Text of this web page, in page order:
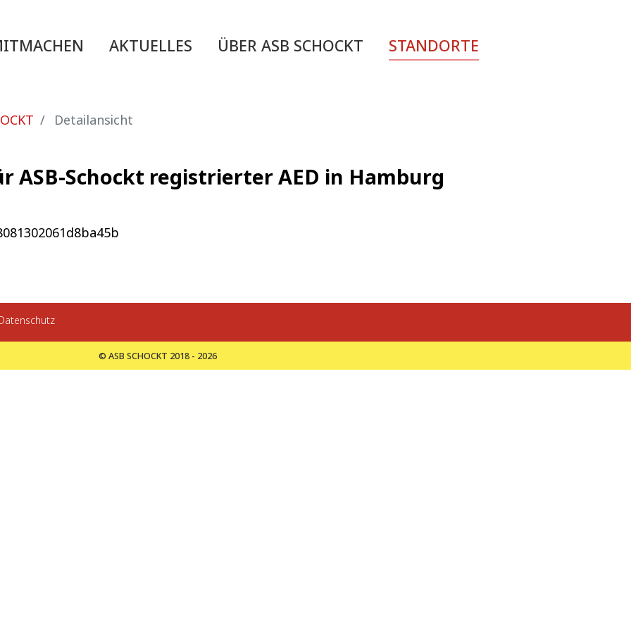
AKTUELLES ÜBER ASB SCHOCKT STANDORTE
Detailansicht
Schockt registrierter AED in Hamburg
© ASB SCHOCKT 2018 - 2026